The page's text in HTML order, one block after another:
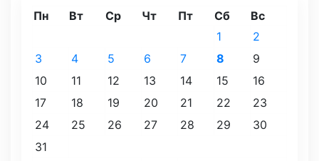
Пн Вт Ср Чт Пт Сб
Вс
1
2
3
4 5 6 7 8
9
10
11 12 13 14 15
16
17
18 19 20 21 22
23
24
25 26 27 28 29
30
31